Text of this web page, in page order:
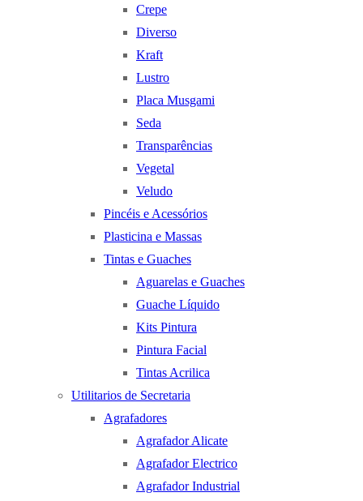
Crepe
Diverso
Kraft
Lustro
Placa Musgami
Seda
Transparências
Vegetal
Veludo
Pincéis e Acessórios
Plasticina e Massas
Tintas e Guaches
Aguarelas e Guaches
Guache Líquido
Kits Pintura
Pintura Facial
Tintas Acrilica
Utilitarios de Secretaria
Agrafadores
Agrafador Alicate
Agrafador Electrico
Agrafador Industrial